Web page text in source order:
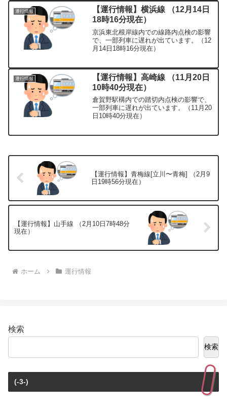
運行情報
【運行情報】横浜線 （12月14日
18時16分現在）
京浜東北根岸線内での線路内点検の影響
で、一部列車に遅れが出ています。（12
月14日18時16分現在）
運行情報
【運行情報】高崎線 （11月20日
10時40分現在）
倉賀野駅構内での踏切内点検の影響で、
一部列車に遅れが出ています。（11月20
日10時40分現在）
【運行情報】青梅線[立川〜青梅] （2月9
日19時56分現在）
【運行情報】山手線 （2月10日7時48分
現在）
ホーム 運行情報
検索
検索
(-3-)